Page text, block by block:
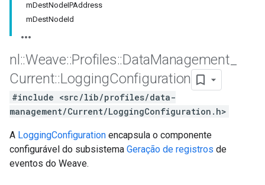
mDestNodeIPAddress
mDestNodeId
nl ::Weave::Profiles::DataManagement
Current::LoggingConfiguration
#include <src/lib/profiles/data-
management/Current/LoggingConfiguration.h>
A LoggingConfiguration encapsula o componente
configurável do subsistema Geração de registros de
eventos do Weave.